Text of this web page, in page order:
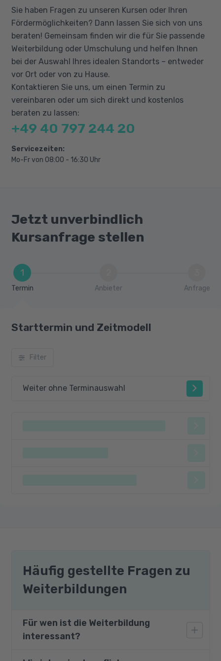
Ressourcenmanagement und -auswertung
Kostenverfolgung
Projektstatistik und -verfolgung
Dokumentation
Microsoft® Project
Wirtschaftsenglisch C1
Wortschatz Projektmanagement
Mündliche und schriftliche Kommunikation
berufliche Erfahrungen erforderlich, um die
Zusammenhänge der methodischen und
prozessbezogenen Arbeitsschritte
nachvollziehen zu können.
Sie haben Fragen zu unseren Kursen oder Ihren
Fördermöglichkeiten? Dann lassen Sie sich von uns
beraten! Gemeinsam finden wir die für Sie passende
Weiterbildung oder Umschulung und helfen Ihnen
bei der Auswahl Ihres idealen Standorts – entweder
vor Ort oder von zu Hause.
Kontaktieren Sie uns, um einen Termin zu
vereinbaren oder um sich direkt und kostenlos
beraten zu lassen:
+49 40 797 244 20
Servicezeiten:
Mo-Fr von 08:00 - 16:30 Uhr
Jetzt unverbindlich
Kursanfrage stellen
1
Termin Anbieter Anfrage
Starttermin und Zeitmodell
Filter
Weiter ohne Terminauswahl
Häufig gestellte Fragen zu
Weiterbildungen
Für wen ist die Weiterbildung
interessant?